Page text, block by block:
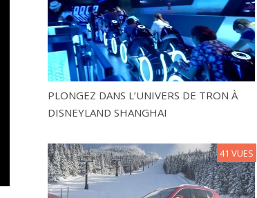
PLONGEZ DANS L’UNIVERS DE TRON À
DISNEYLAND SHANGHAI
41 VUES